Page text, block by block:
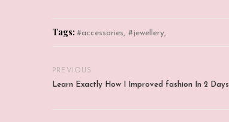
Tags: accessories jewellery
PREVIOUS
Learn Exactly How I Improved fashion In 2 Days